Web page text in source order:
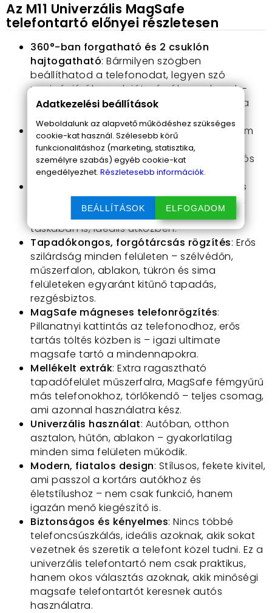
Az M11 Univerzális MagSafe
telefontartó előnyei részletesen
360°-ban forgatható és 2 csuklón
hajtogatható: Bármilyen szögben
beállíthatod a telefonodat, legyen szó
navigációról, zenelejátszásról vagy hands-
free hívásról – tökéletesen látható marad a
kijelző, miközben te az útra figyelsz.
Cink ötvözetű szerkezet: Stabil és erős, nem
rozsdásodik, nem hajlik meg a strapabíró
anyag miatt – hosszú távon is bírja az autós
kalandokat.
Ultra kompakt méret (60 x 60 x 21 mm) és
könnyű súly (103 g):Nagyon kicsi és lapos,
könnyen hordozható, elfér a legkisebb
táskában is, ideális útközben.
Tapadókongos, forgótárcsás rögzítés: Erős
szilárdság minden felületen – szélvédőn,
műszerfalon, ablakon, tükrön és sima
felületeken egyaránt kitűnő tapadás,
rezgésbiztos.
MagSafe mágneses telefonrögzítés:
Pillanatnyi kattintás az telefonodhoz, erős
tartás töltés közben is – igazi ultimate
magsafe tartó a mindennapokra.
Mellékelt extrák: Extra ragasztható
tapadófelület műszerfalra, MagSafe fémgyűrű
más telefonokhoz, törlőkendő – teljes csomag,
ami azonnal használatra kész.
Univerzális használat: Autóban, otthon
asztalon, hűtőn, ablakon – gyakorlatilag
minden sima felületen működik.
Modern, fiatalos design: Stílusos, fekete kivitel,
ami passzol a kortárs autókhoz és
életstílushoz – nem csak funkció, hanem
igazán menő kiegészítő is.
Biztonságos és kényelmes: Nincs többé
telefoncsúszkálás, ideális azoknak, akik sokat
vezetnek és szeretik a telefont közel tudni. Ez a
univerzális telefontartó nem csak praktikus,
hanem okos választás azoknak, akik minőségi
magsafe telefontartót keresnek autós
használatra.
Adatkezelési beállítások
Weboldalunk az alapvető működéshez szükséges
cookie-kat használ. Szélesebb körű
funkcionalitáshoz (marketing, statisztika,
személyre szabás) egyéb cookie-kat
engedélyezhet. Részletesebb információk.
BEÁLLÍTÁSOK ELFOGADOM